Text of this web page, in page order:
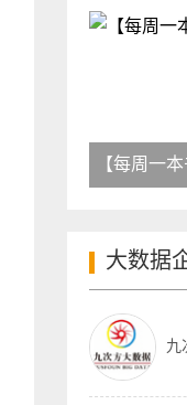
【每周一
大数据
九